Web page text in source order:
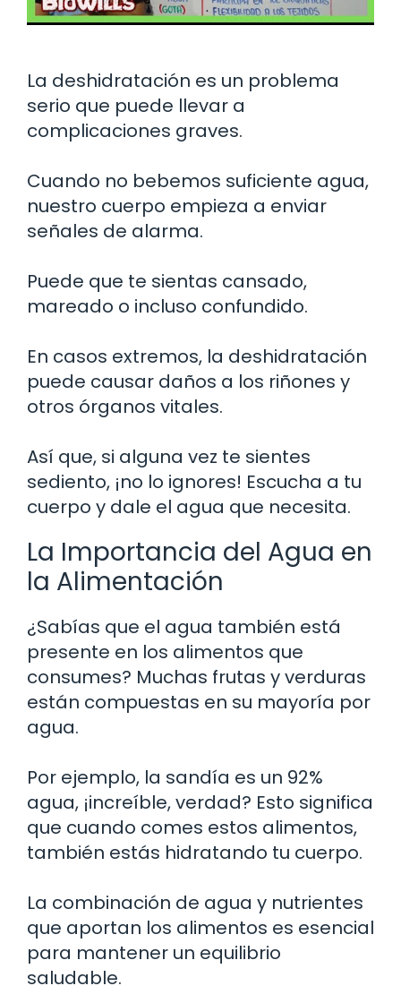
La deshidratación es un problema
serio que puede llevar a
complicaciones graves.
Cuando no bebemos suficiente agua,
nuestro cuerpo empieza a enviar
señales de alarma.
Puede que te sientas cansado,
mareado o incluso confundido.
En casos extremos, la deshidratación
puede causar daños a los riñones y
otros órganos vitales.
Así que, si alguna vez te sientes
sediento, ¡no lo ignores! Escucha a tu
cuerpo y dale el agua que necesita.
La Importancia del Agua en
la Alimentación
¿Sabías que el agua también está
presente en los alimentos que
consumes? Muchas frutas y verduras
están compuestas en su mayoría por
agua.
Por ejemplo, la sandía es un 92%
agua, ¡increíble, verdad? Esto significa
que cuando comes estos alimentos,
también estás hidratando tu cuerpo.
La combinación de agua y nutrientes
que aportan los alimentos es esencial
para mantener un equilibrio
saludable.